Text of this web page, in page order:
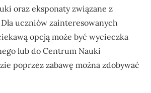
oraz eksponaty związane z
uczniów zainteresowanych
opcją może być wycieczka
lub do Centrum Nauki
poprzez zabawę można zdobywać